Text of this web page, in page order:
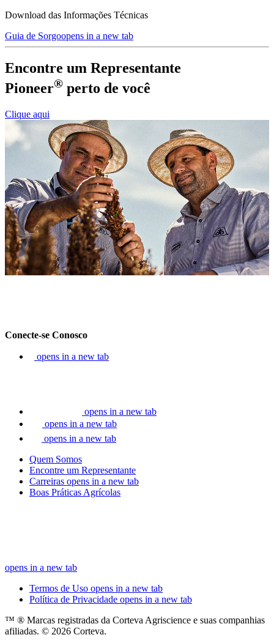
Download das Informações Técnicas
Guia de Sorgoopens in a new tab
Encontre um Representante
Pioneer® perto de você
Clique aqui
Conecte-se Conosco
opens in a new tab
opens in a new tab
opens in a new tab
opens in a new tab
Quem Somos
Encontre um Representante
Carreiras opens in a new tab
Boas Práticas Agrícolas
opens in a new tab
Termos de Uso opens in a new tab
Política de Privacidade opens in a new tab
™ ® Marcas registradas da Corteva Agriscience e suas companhias
afiliadas. © 2026 Corteva.